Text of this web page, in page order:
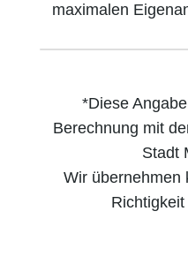
maximalen
*Diese
Berechnung mit
Stadt
Wir übernehmen